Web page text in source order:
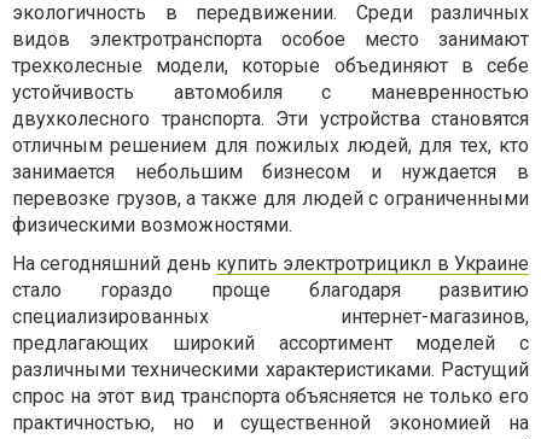
экологичность в передвижении. Среди различных
видов электротранспорта особое место занимают
трехколесные модели, которые объединяют в себе
устойчивость автомобиля с маневренностью
двухколесного транспорта. Эти устройства становятся
отличным решением для пожилых людей, для тех, кто
занимается небольшим бизнесом и нуждается в
перевозке грузов, а также для людей с ограниченными
физическими возможностями.
На сегодняшний день купить электротрицикл в Украине
стало гораздо проще благодаря развитию
специализированных интернет-магазинов,
предлагающих широкий ассортимент моделей с
различными техническими характеристиками. Растущий
спрос на этот вид транспорта объясняется не только его
практичностью, но и существенной экономией на